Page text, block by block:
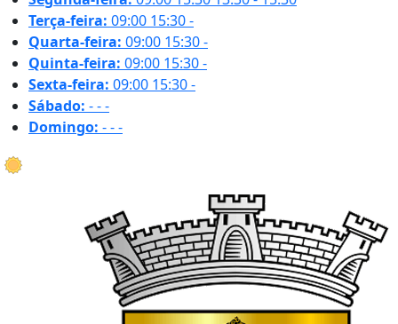
Terça-feira: 09:00 15:30-
Quarta-feira: 09:00 15:30-
Quinta-feira: 09:00 15:30-
Sexta-feira: 09:00 15:30-
Sábado: ---
Domingo: ---